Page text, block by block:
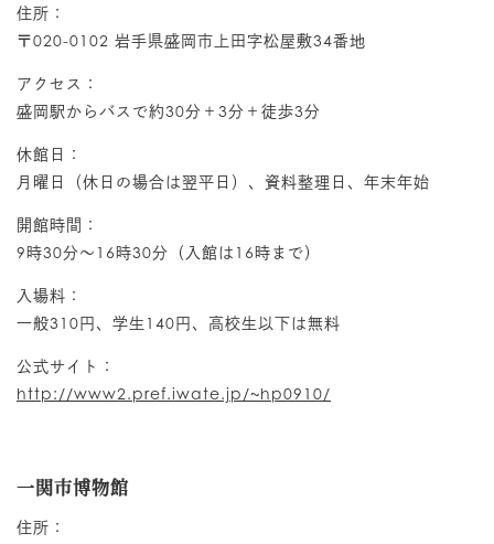
住所：
〒020-0102 岩手県盛岡市上田字松屋敷34番地
アクセス：
盛岡駅からバスで約30分＋3分＋徒歩3分
休館日：
月曜日（休日の場合は翌平日）、資料整理日、年末年始
開館時間：
9時30分～16時30分（入館は16時まで）
入場料：
一般310円、学生140円、高校生以下は無料
公式サイト：
http://www2.pref.iwate.jp/~hp0910/
一関市博物館
住所：